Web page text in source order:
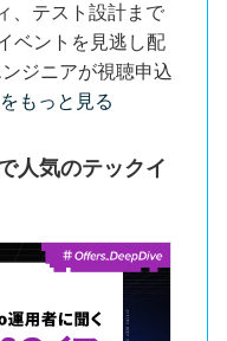
、テスト設計まで
ベントを見逃し配
ジニアが視聴申込
もっと見る
人気のテックイ